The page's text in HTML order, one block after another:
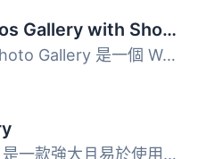
Google Photos Gallery with Shortcodes
描述 Google Photo Gallery 是一個 WordPress 外掛，使用 Goo...
InPost Gallery 是一款強大且易於使用的照片畫廊外掛，專為 W...